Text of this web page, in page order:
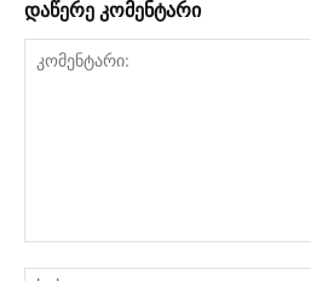
დაწერე კომენტარი